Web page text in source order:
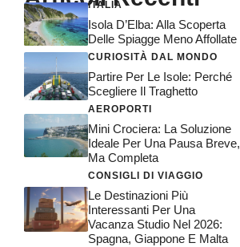
ITALIA
Isola D’Elba: Alla Scoperta
Delle Spiagge Meno Affollate
CURIOSITÀ DAL MONDO
Partire Per Le Isole: Perché
Scegliere Il Traghetto
AEROPORTI
Mini Crociera: La Soluzione
Ideale Per Una Pausa Breve,
Ma Completa
CONSIGLI DI VIAGGIO
Le Destinazioni Più
Interessanti Per Una
Vacanza Studio Nel 2026:
Spagna, Giappone E Malta